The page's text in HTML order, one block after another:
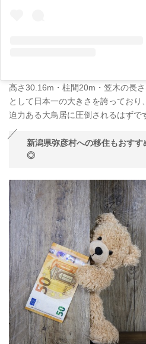
高さ30.16m・柱間20m・笠木の長
として日本一の大きさを誇っており
迫力ある大鳥居に圧倒されるはず
新潟県弥彦村への移住もおす
◎